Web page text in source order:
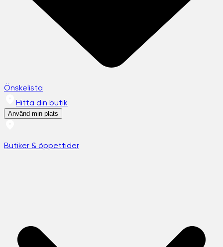
Önskelista
Hitta din butik
Använd min plats
Butiker & öppettider